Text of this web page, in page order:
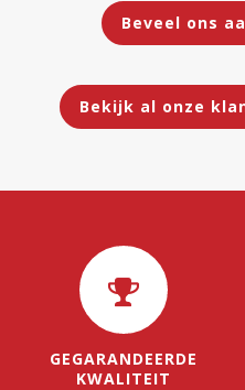
Beveel ons
Bekijk al onze
GEGARANDEERDE
KWALITEIT